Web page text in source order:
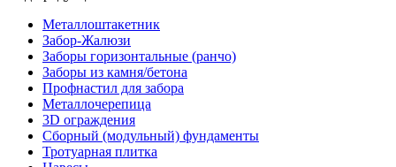
Металлоштакетник
Забор-Жалюзи
Заборы горизонтальные (ранчо)
Заборы из камня/бетона
Профнастил для забора
Металлочерепица
3D ограждения
Сборный (модульный) фундаменты
Тротуарная плитка